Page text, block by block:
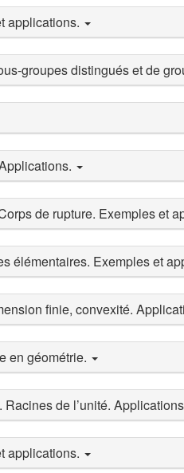
applications.
groupes distingués et de
de rupture. Exemples et
élémentaires. Exemples et
finie, convexité.
en géométrie.
de l’unité.
applications.